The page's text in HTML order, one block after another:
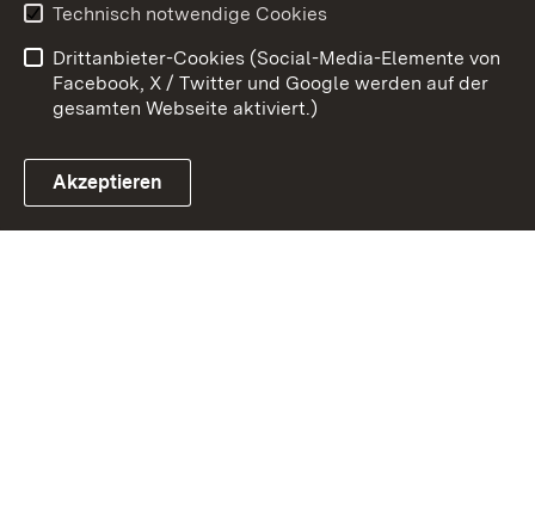
Link zum Landesportal
Datenschutz
Barrierefreiheit
Impressum
Cookies
Technisch notwendige Cookies
Drittanbieter-Cookies (Social-Media-Elemente von
Facebook, X / Twitter und Google werden auf der
gesamten Webseite aktiviert.)
Akzeptieren